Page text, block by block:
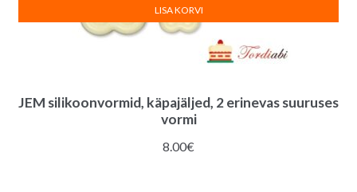
JEM silikoonvormid, käpajäljed, 2 erinevas suuruses
vormi
8.00€
LISA KORVI